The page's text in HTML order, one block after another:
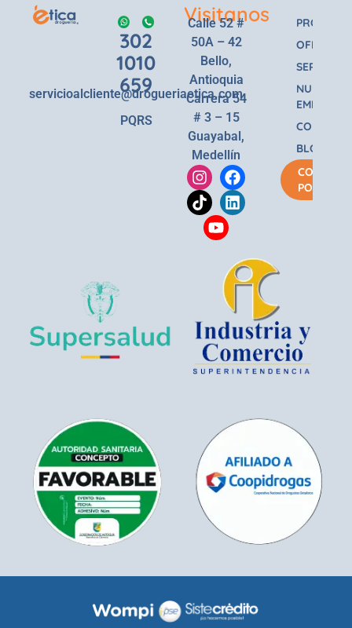
302
1010
659
servicioalcliente@drogueriaetica.com
PQRS
Visitanos
Calle 52 #
50A – 42
Bello,
Antioquia
Carrera 54
# 3 – 15
Guayabal,
Medellín
OFERTAS
SERVICIOS
NUESTRA
EMPRESA
BLOG
COMPRA
POR